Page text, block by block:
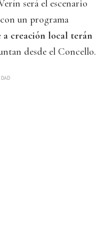
será el escenario
un programa
a creación local terán
desde el Concello.